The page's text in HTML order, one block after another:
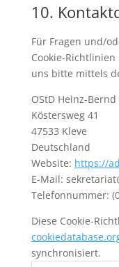
10.
Für Fragen und/
Cookie-
uns bitte mittels
OStD Heinz-
Köstersweg 41
47533 Kleve
Deutschland
Website: https://
E-Mail:
Telefonnummer:
Diese Cookie-
synchronisiert.